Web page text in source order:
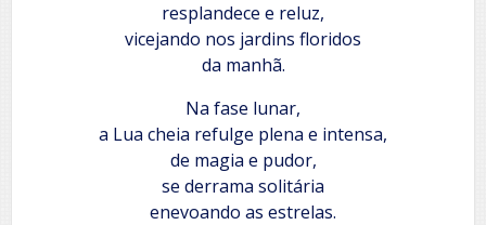
resplandece e reluz,
vicejando nos jardins floridos
da manhã.
Na fase lunar,
a Lua cheia refulge plena e intensa,
de magia e pudor,
se derrama solitária
enevoando as estrelas.